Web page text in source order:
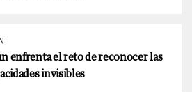
enfrenta el reto de reconocer las
invisibles